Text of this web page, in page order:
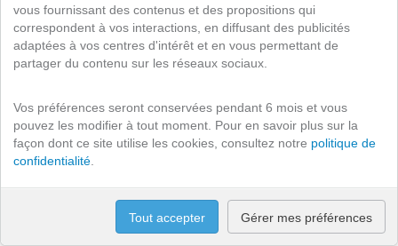
vous fournissant des contenus et des propositions qui
correspondent à vos interactions, en diffusant des publicités
adaptées à vos centres d'intérêt et en vous permettant de
partager du contenu sur les réseaux sociaux.
Vos préférences seront conservées pendant 6 mois et vous
pouvez les modifier à tout moment. Pour en savoir plus sur la
façon dont ce site utilise les cookies, consultez notre politique de
confidentialité
Tout accepter Gérer mes préférences